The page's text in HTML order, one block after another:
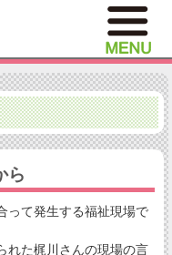
ら
って発生する福祉現場で
れた梶川さんの現場の言